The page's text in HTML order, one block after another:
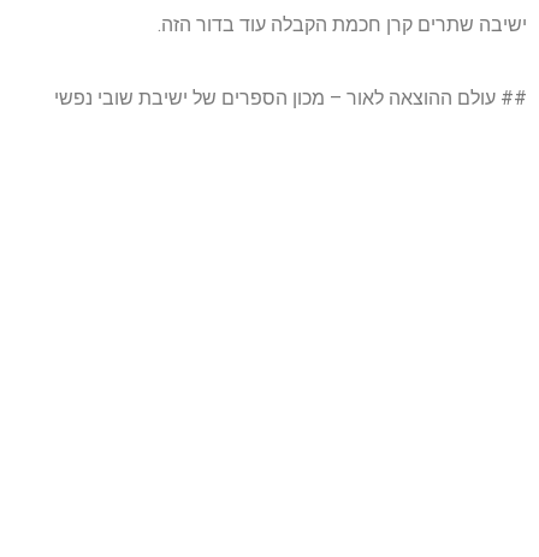
ישיבה שתרים קרן חכמת הקבלה עוד בדור הזה.
## עולם ההוצאה לאור – מכון הספרים של ישיבת שובי נפשי